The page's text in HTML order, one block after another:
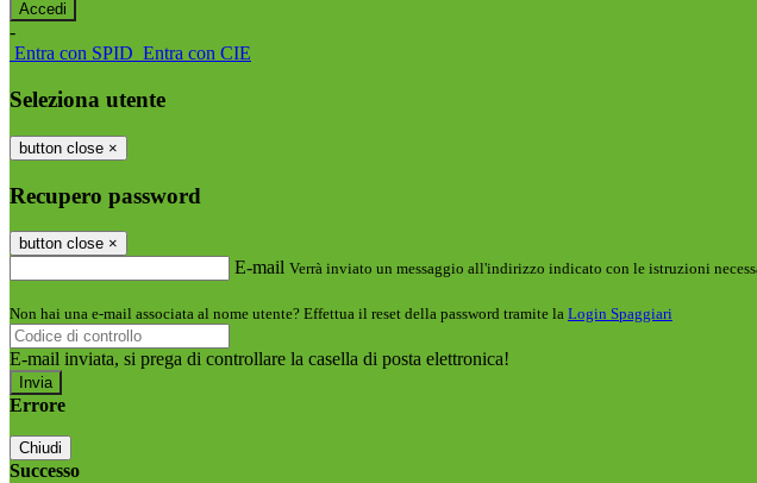
-
Entra con SPID Entra con CIE
Seleziona utente
button close ×
Recupero password
button close ×
E-mail Verrà inviato un messaggio all'indirizzo indicato con le istruzioni
Non hai una e-mail associata al nome utente? Effettua il reset della password tramite la Login Spaggiari
E-mail inviata, si prega di controllare la casella di posta elettronica!
Errore
Chiudi
Successo